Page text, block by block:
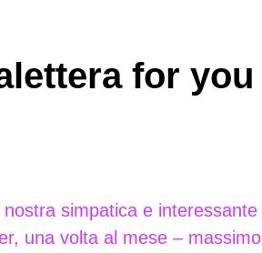
for you
nostra simpatica e interessante
una volta al mese – massimo